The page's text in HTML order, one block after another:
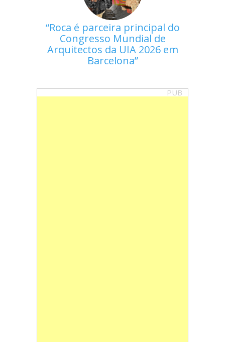
Roca é parceira principal do
Congresso Mundial de
Arquitectos da UIA 2026 em
Barcelona
PUB